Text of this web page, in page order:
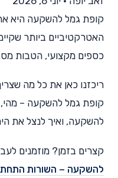
קופת גמל להשקעה היא
האטרקטיביים ביותר
כספים מקצועי, הטבות מס,
ריכזנו כאן את כל מה
קופת גמל להשקעה – מהי,
להשקעה, ואיך לנצל את
קצרים בזמן? מוזמנים
להשקעה – השורות